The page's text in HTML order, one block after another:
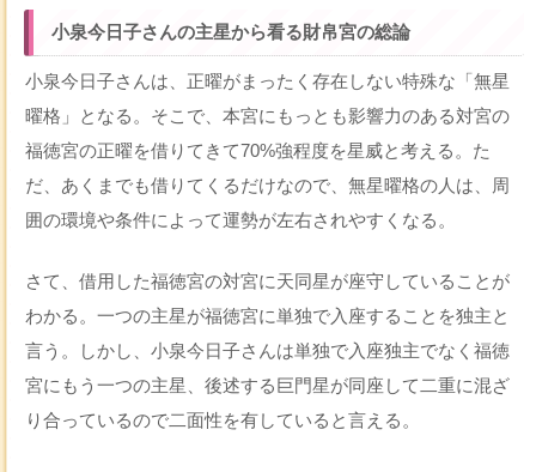
小泉今日子さんの主星から看る財帛宮の総論
小泉今日子さんは、正曜がまったく存在しない特殊な「無星
曜格」となる。そこで、本宮にもっとも影響力のある対宮の
福徳宮の正曜を借りてきて70%強程度を星威と考える。た
だ、あくまでも借りてくるだけなので、無星曜格の人は、周
囲の環境や条件によって運勢が左右されやすくなる。
さて、借用した福徳宮の対宮に天同星が座守していることが
わかる。一つの主星が福徳宮に単独で入座することを独主と
言う。しかし、小泉今日子さんは単独で入座独主でなく福徳
宮にもう一つの主星、後述する巨門星が同座して二重に混ざ
り合っているので二面性を有していると言える。